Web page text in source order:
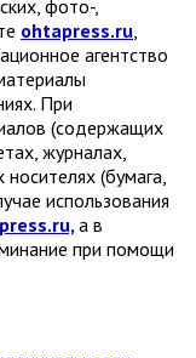
фото-,
ohtapress.ru,
агентство
При
(содержащих
журналах,
(бумага,
использования
а в
при помощи